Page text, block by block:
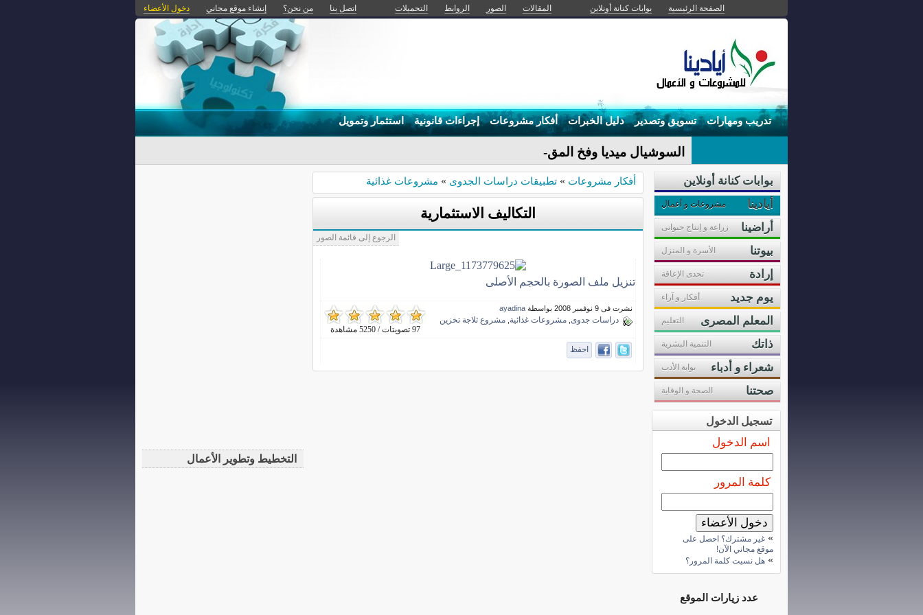
الصفحة الرئيسية بوابات كنانة أونلاين المقالات الصور الروابط التحميلات اتصل بنا من نحن؟ إنشاء موقع مجاني دخول الأعضاء
تدريب ومهارات تسويق وتصدير دليل الخبرات أفكار مشروعات إجراءات قانونية استثمار وتمويل
السوشيال ميديا وفخ المقارنة _
أفكار مشروعات » تطبيقات دراسات الجدوى » مشروعات غذائية
التكاليف الاستثمارية
الرجوع إلى قائمة الصور
تنزيل ملف الصورة بالحجم الأصلى
97 تصويتات / 5250 مشاهدة
نشرت فى 9 نوفمبر 2008 بواسطة ayadina
دراسات جدوى مشروعات غذائية مشروع ثلاجة تخزين
احفظ
بوابات كنانة أونلاين
أيادينا
مشروعات و أعمال
أراضينا زراعة و إنتاج حيوانى
بيوتنا الأسرة و المنزل
إرادة تحدى الإعاقة
يوم جديد أفكار و آراء
المعلم المصرى التعليم
ذاتك التنمية البشرية
شعراء و أدباء بوابة الأدب
صحتنا الصحة و الوقاية
تسجيل الدخول
اسم الدخول
كلمة المرور
» غير مشترك؟ احصل على
موقع مجاني الآن!
» هل نسيت كلمة المرور؟
عدد زيارات الموقع
التخطيط وتطوير الأعمال